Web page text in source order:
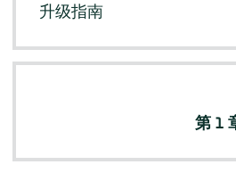
升级指南
第 1